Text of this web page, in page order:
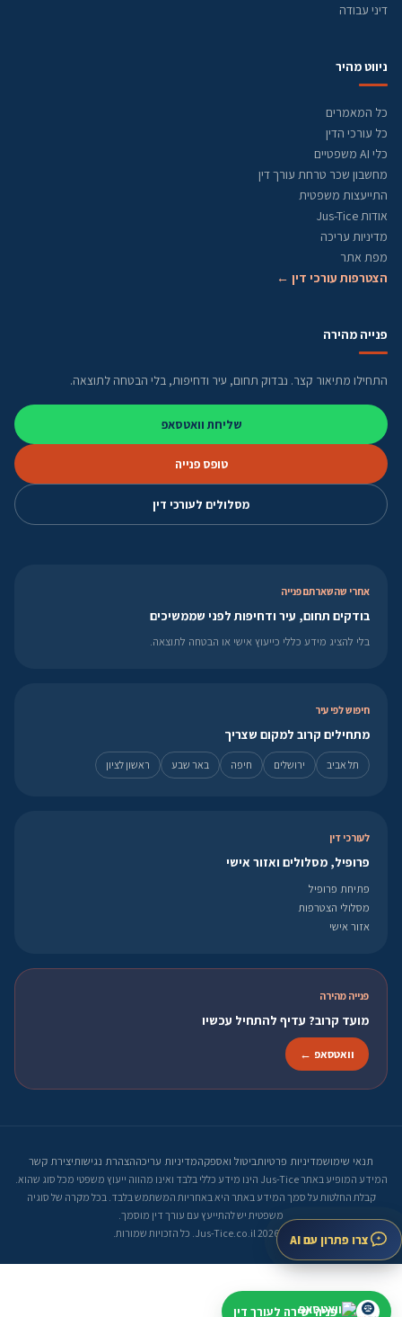
דיני עבודה
ניווט מהיר
כל המאמרים
כל עורכי הדין
כלי AI משפטיים
מחשבון שכר טרחת עורך דין
התייעצות משפטית
אודות Jus-Tice
מדיניות עריכה
מפת אתר
הצטרפות עורכי דין ←
פנייה מהירה
התחילו מתיאור קצר. נבדוק תחום, עיר ודחיפות, בלי הבטחה לתוצאה.
שליחת וואטסאפ
טופס פנייה
מסלולים לעורכי דין
אחרי שהשארתם פנייה
בודקים תחום, עיר ודחיפות לפני שממשיכים
בלי להציג מידע כללי כייעוץ אישי או הבטחה לתוצאה.
חיפוש לפי עיר
מתחילים קרוב למקום שצריך
תל אביב ירושלים חיפה באר שבע ראשון לציון
לעורכי דין
פרופיל, מסלולים ואזור אישי
פתיחת פרופיל
מסלולי הצטרפות
אזור אישי
פנייה מהירה
מועד קרוב? עדיף להתחיל עכשיו
וואטסאפ ←
תנאי שימושמדיניות פרטיותביטול ואספקהמדיניות עריכההצהרת נגישותיצירת קשר
המידע המופיע באתר Jus-Tice הינו מידע כללי בלבד ואינו מהווה ייעוץ משפטי מכל סוג שהוא.
קבלת החלטות על סמך המידע באתר היא באחריות המשתמש בלבד. בכל מקרה של סוגיה
משפטית יש להתייעץ עם עורך דין מוסמך.
© 2026 Jus-Tice.co.il. כל הזכויות שמורות.
צרו פתרון עם AI
פניה ישירה לעורך דין